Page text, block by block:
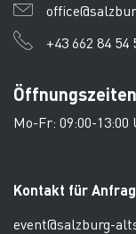
+43 662 84 54
Öffnungszeiten
Mo-Fr: 09:00-13:00
Kontakt für
event@salzburg-